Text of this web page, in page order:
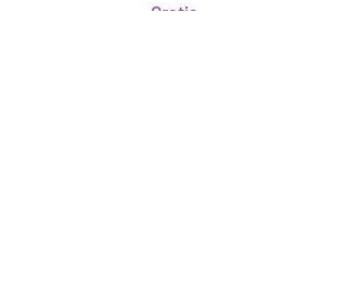
Gratis